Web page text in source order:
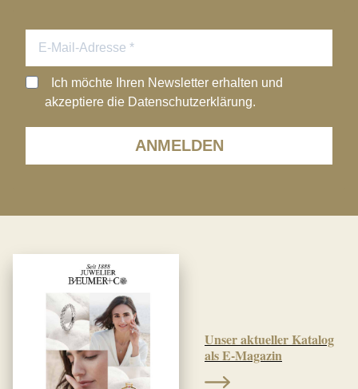
ANMELDEN
Ich möchte Ihren Newsletter erhalten und
akzeptiere die Datenschutzerklärung.
Unser aktueller Katalog
als E-Magazin